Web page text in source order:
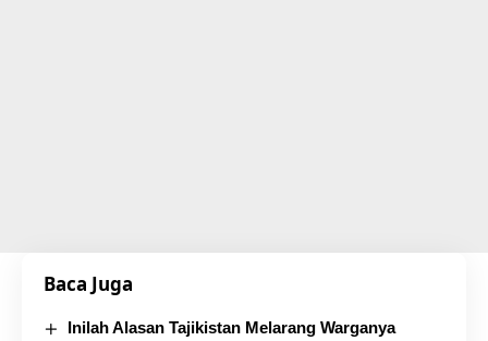
Baca Juga
Inilah Alasan Tajikistan Melarang Warganya